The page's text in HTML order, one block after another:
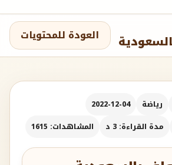
العودة للمحتويات
رياضة
2022-12-04
مدة القراءة: 3 د المشاهدات: 1615